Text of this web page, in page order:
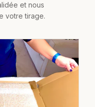
et nous
votre tirage.